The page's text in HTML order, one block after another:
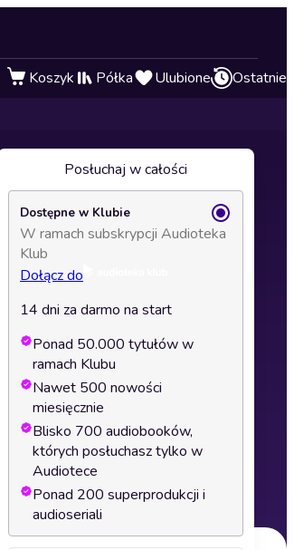
Koszyk Półka Ulubione Ostatnie
Posłuchaj w całości
Dostępne w Klubie
W ramach subskrypcji Audioteka
Klub
Dołącz do
14 dni za darmo na start
Ponad 50.000 tytułów w
ramach Klubu
Nawet 500 nowości
miesięcznie
Blisko 700 audiobooków,
których posłuchasz tylko w
Audiotece
Ponad 200 superprodukcji i
audioseriali